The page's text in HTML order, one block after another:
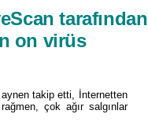
tarafından
on virüs
takip etti, İnternetten
çok ağır salgınlar